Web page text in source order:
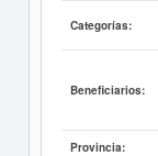
Categorías:
Beneficiarios:
Provincia: